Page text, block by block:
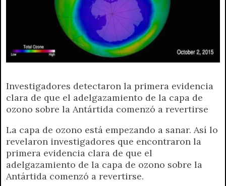
k
e
n
d
Investigadores detectaron la primera evidencia
clara de que el adelgazamiento de la capa de
ozono sobre la Antártida comenzó a revertirse
La capa de ozono está empezando a sanar. Así lo
revelaron investigadores que encontraron la
primera evidencia clara de que el
adelgazamiento de la capa de ozono sobre la
Antártida comenzó a revertirse.